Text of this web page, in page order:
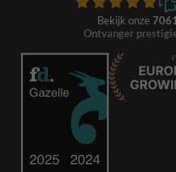
Bekijk onze 7061
Ontvanger